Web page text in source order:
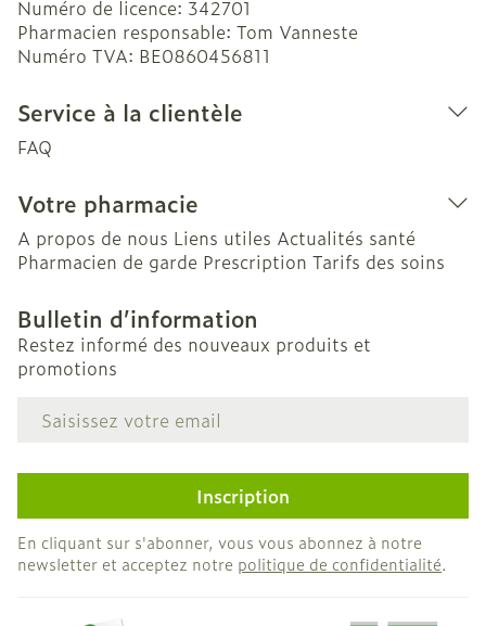
Numéro de licence: 342701
Pharmacien responsable: Tom Vanneste
Numéro TVA: BE0860456811
Service à la clientèle
FAQ
Votre pharmacie
A propos de nous Liens utiles Actualités santé
Pharmacien de garde Prescription Tarifs des soins
Bulletin d’information
Restez informé des nouveaux produits et
promotions
Adresse mail
Inscription
En cliquant sur s'abonner, vous vous abonnez à notre
newsletter et acceptez notre politique de confidentialité.